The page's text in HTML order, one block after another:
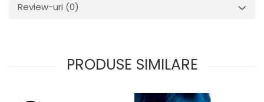
Review-uri (0)
PRODUSE SIMILARE